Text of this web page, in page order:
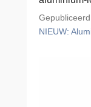
NIEUW: